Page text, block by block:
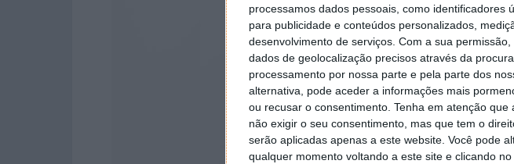
processamos dados pessoais, como
para publicidade e conteúdos personalizados,
desenvolvimento de serviços. Com a sua
dados de geolocalização precisos através da
processamento por nossa parte e pela parte dos
alternativa, pode aceder a informações mais
ou recusar o consentimento. Tenha em atenção que
não exigir o seu consentimento, mas que tem o
serão aplicadas apenas a este website. Você pode
qualquer momento voltando a este site e clicando